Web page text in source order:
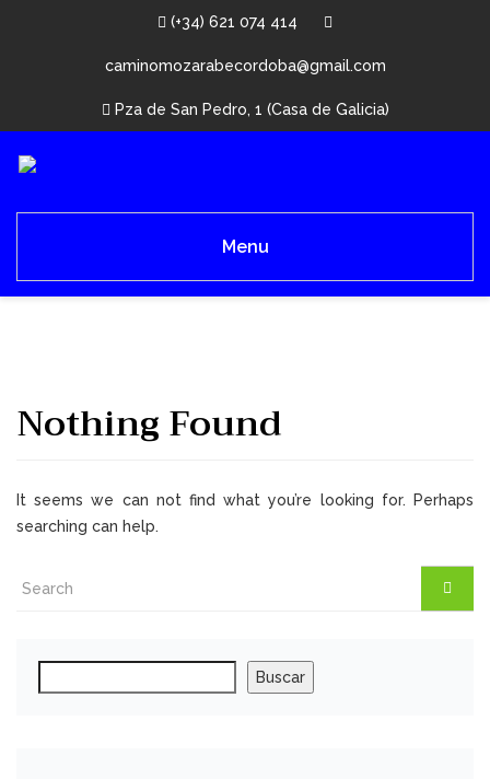
(+34) 621 074 414
caminomozarabecordoba@gmail.com
Pza de San Pedro, 1 (Casa de Galicia)
Menu
Nothing Found
It seems we can not find what you’re looking for. Perhaps
searching can help.
Buscar